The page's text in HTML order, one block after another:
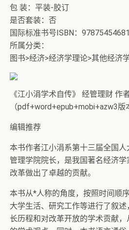
包 装：平装-胶订
是否套装：否
国际标准书号ISBN：
所属分类：
图书>经济>经济学理论>其他经济
《江小涓学术自传》 经管理财 作
（pdf+word+epub+mobi+azw3版
编辑推荐
本书作者江小涓系第十三届全国
管理学院院长，是我国著名经济学
改革做出了卓越的贡献。
本书从*人称的角度，按照时间顺
大学生活、研究工作等进行了叙
长历程和对改革开放的学术贡献